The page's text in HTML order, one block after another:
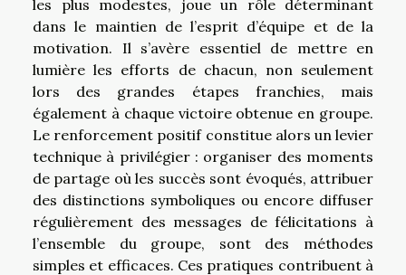
les plus modestes, joue un rôle déterminant
dans le maintien de l’esprit d’équipe et de la
motivation. Il s’avère essentiel de mettre en
lumière les efforts de chacun, non seulement
lors des grandes étapes franchies, mais
également à chaque victoire obtenue en groupe.
Le renforcement positif constitue alors un levier
technique à privilégier : organiser des moments
de partage où les succès sont évoqués, attribuer
des distinctions symboliques ou encore diffuser
régulièrement des messages de félicitations à
l’ensemble du groupe, sont des méthodes
simples et efficaces. Ces pratiques contribuent à